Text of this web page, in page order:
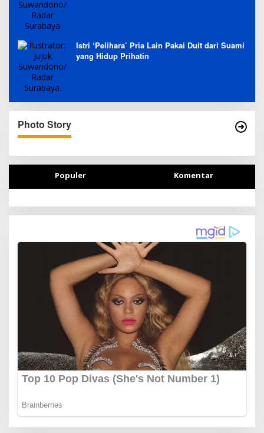
Istri ‘Pelihara’ Pria Lain Pakai Duit dari Suami
yang Hidup Prihatin
Photo Story
Populer Komentar